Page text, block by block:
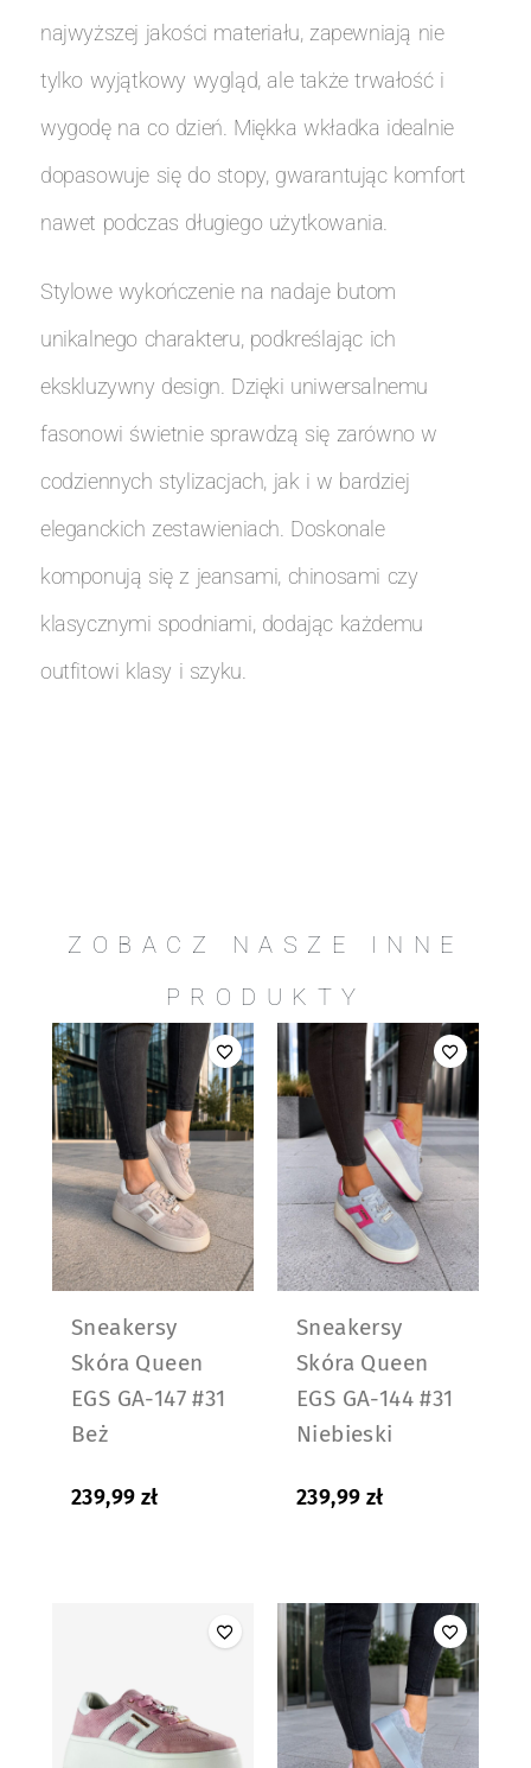
najwyższej jakości materiału, zapewniają nie
tylko wyjątkowy wygląd, ale także trwałość i
wygodę na co dzień. Miękka wkładka idealnie
dopasowuje się do stopy, gwarantując komfort
nawet podczas długiego użytkowania.
Stylowe wykończenie na nadaje butom
unikalnego charakteru, podkreślając ich
ekskluzywny design. Dzięki uniwersalnemu
fasonowi świetnie sprawdzą się zarówno w
codziennych stylizacjach, jak i w bardziej
eleganckich zestawieniach. Doskonale
komponują się z jeansami, chinosami czy
klasycznymi spodniami, dodając każdemu
outfitowi klasy i szyku.
ZOBACZ NASZE INNE
PRODUKTY
Sneakersy
Skóra Queen
EGS GA-147 #31
Beż
239,99 zł
Sneakersy
Skóra Queen
EGS GA-144 #31
Niebieski
239,99 zł